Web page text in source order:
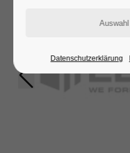
Get in touch
Datenschutzerklärung